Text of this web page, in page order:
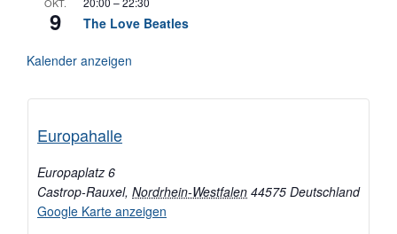
9 The Love Beatles
Kalender anzeigen
Europahalle
Europaplatz 6
Castrop-Rauxel, Nordrhein-Westfalen 44575 Deutschland
Google Karte anzeigen